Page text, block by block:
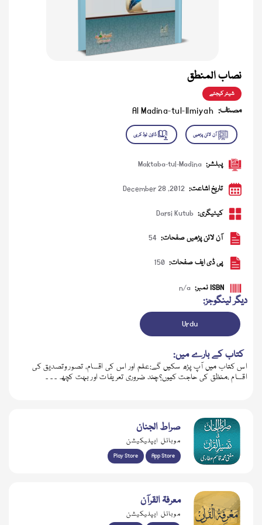
نصاب المنطق
شیئر کیجئے
مصنف: Al Madina-tul-Ilmiyah
ڈاؤن لوڈ کریں
پبلشر: Maktaba-tul-Madina
تاریخ اشاعت: December 28 ,2012
کیٹیگری: Darsi Kutub
آن لائن پڑھیں صفحات: 54
پی ڈی ایف صفحات: 150
ISBN نمبر: n/a
دیگر لینگوجز:
Urdu
کتاب کے بارے میں:
اس کتاب میں آپ پڑھ سکیں گے:علم اور اس کی اقسام، تصور وتصدیق کی
اقسام ،منظق کی حاجت کیوں؟چند ضروری تعریفات اور بہت کچھ ۔ ۔ ۔
صراط الجنان
موبائل ایپلیکیشن
Play Store App Store
معرفۃ القرآن
موبائل ایپلیکیشن